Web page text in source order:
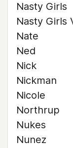
Nasty Girls
Nasty Girls
Nate
Ned
Nick
Nickman
Nicole
Northrup
Nukes
Nunez